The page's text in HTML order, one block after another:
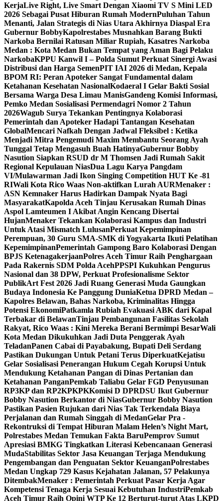
KerjaLive Right, Live Smart Dengan Xiaomi TV S Mini LED
2026 Sebagai Pusat Hiburan Rumah ModernPuluhan Tahun
Menanti, Jalan Strategis di Nias Utara Akhirnya Diaspal Era
Gubernur BobbyKapolrestabes Musnahkan Barang Bukti
Narkoba Bernilai Ratusan Miliar Rupiah, Kasatres Narkoba
Medan : Kota Medan Bukan Tempat yang Aman Bagi Pelaku
NarkobaKPPU Kanwil I – Polda Sumut Perkuat Sinergi Awasi
Distribusi dan Harga SemenPIT IAI 2026 di Medan, Kepala
BPOM RI: Peran Apoteker Sangat Fundamental dalam
Ketahanan Kesehatan NasionalKodaeral I Gelar Bakti Sosial
Bersama Warga Desa Limau ManisGandeng Komisi Informasi,
Pemko Medan Sosialisasi Permendagri Nomor 2 Tahun
2026Wagub Surya Tekankan Pentingnya Kolaborasi
Pemerintah dan Apoteker Hadapi Tantangan Kesehatan
GlobalMencari Nafkah Dengan Jadwal Fleksibel : Ketika
Menjadi Mitra Pengemudi Maxim Membantu Seorang Ayah
Tunggal Tetap Mengasuh Buah HatinyaGubernur Bobby
Nasution Siapkan RSUD dr M Thomsen Jadi Rumah Sakit
Regional Kepulauan NiasDua Lagu Karya Pangdam
VI/Mulawarman Jadi Ikon Singing Competition HUT Ke -81
RIWali Kota Rico Waas Non-aktifkan Lurah AURMenaker :
ASN Kemnaker Harus Hadirkan Dampak Nyata Bagi
MasyarakatKapolda Aceh Tinjau Kerusakan Rumah Dinas
Aspol Lamteumen I Akibat Angin Kencang Disertai
HujanMenaker Tekankan Kolaborasi Kampus dan Industri
Untuk Atasi Mismatch LulusanPerkuat Kepemimpinan
Perempuan, 30 Guru SMA-SMK di Yogyakarta Ikuti Pelatihan
KepemimpinanPemerintah Gampong Baro Kolaborasi Dengan
BPJS KetenagakerjaanPolres Aceh Timur Raih Penghargaan
Pada Rakernis SDM Polda AcehPPSPI Kukuhkan Pengurus
Nasional dan 38 DPW, Perkuat Profesionalisme Sektor
PublikArt Fest 2026 Jadi Ruang Generasi Muda Gaungkan
Budaya Indonesia Ke Panggung DuniaKetua DPRD Medan –
Kapolres Belawan, Bahas Narkoba, Kriminalitas Hingga
Potensi EkonomiPatkamla Rubiah Evakuasi ABK dari Kapal
Terbakar di BelawanTinjau Pembangunan Fasilitas Sekolah
Rakyat, Rico Waas : Kini Mereka Berani Bermimpi BesarWali
Kota Medan Dikukuhkan Jadi Duta Penggerak Ayah
TeladanPanen Cabai di Payabakung, Bupati Deli Serdang
Pastikan Dukungan Untuk Petani Terus DiperkuatKejatisu
Gelar Sosialisasi Penerangan Hukum Cegah Korupsi Untuk
Mendukung Ketahanan Pangan di Dinas Pertanian dan
Ketahanan PanganPemkab Taliabu Gelar FGD Penyusunan
RP3KP dan RP2KPKPKKomisi D DPRDSU Ikut Gubernur
Bobby Nasution Berkantor di NiasGubernur Bobby Nasution
Pastikan Pasien Rujukan dari Nias Tak Terkendala Biaya
Perjalanan dan Rumah Singgah di MedanGelar Pra -
Rekontruksi di Tempat Hiburan Malam Helen’s Night Mart,
Polrestabes Medan Temukan Fakta BaruPemprov Sumut
Apresiasi BMKG Tingkatkan Literasi Kebencanaan Generasi
MudaStabilitas Sektor Jasa Keuangan Terjaga Mendukung
Pengembangan dan Penguatan Sektor KeuanganPolrestabes
Medan Ungkap 729 Kasus Kejahatan Jalanan, 57 Pelakunya
DitembakMenaker : Pemerintah Perkuat Pasar Kerja Agar
Kompetensi Tenaga Kerja Sesuai Kebutuhan IndustriPemkab
Aceh Timur Raih Opini WTP Ke 12 Berturut-turut Atas LKPD